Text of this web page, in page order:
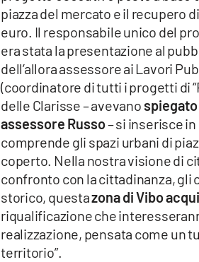
Vai
piazza del mercato e il recupero
euro. Il responsabile unico del
era stata la presentazione al
dell’allora assessore ai Lavori
(coordinatore di tutti i progetti di
delle Clarisse – avevano
assessore Russo– si inserisce
comprende gli spazi urbani di
coperto. Nella nostra visione di
confronto con la cittadinanza,
storico, questazona di Vibo
riqualificazione che
realizzazione, pensata come un
territorio”.